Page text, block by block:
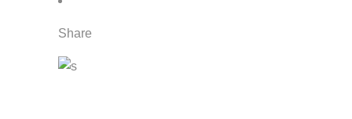
Share